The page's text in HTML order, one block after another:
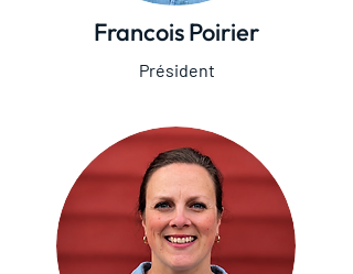
Francois Poirier
Président